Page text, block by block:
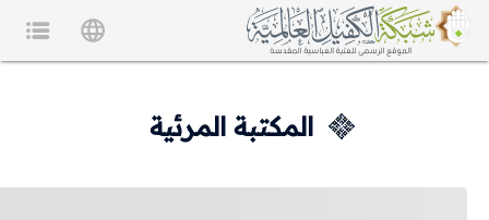
المكتبة المرئية